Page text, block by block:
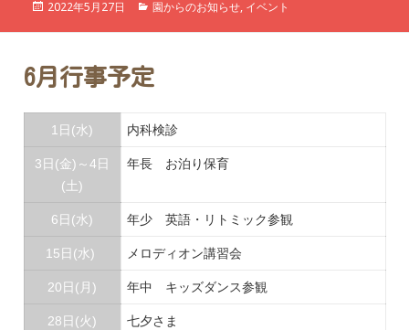
投
2022年5月27日
カ
ー
園からのお知らせ, イベント
6月行事予定
1日(水) 内科検診
3日(金)～4日
(土)
年長 お泊り保育
6日(水) 年少 英語・リトミック参観
15日(水) メロディオン講習会
20日(月) 年中 キッズダンス参観
28日(火) 七夕さま